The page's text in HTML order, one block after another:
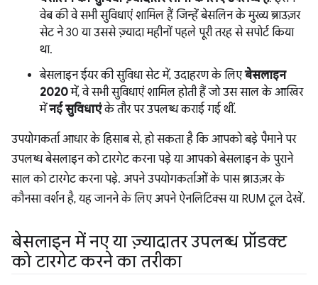
वेब की वे सभी सुविधाएं शामिल हैं जिन्हें बेसलिन के मुख्य ब्राउज़र
सेट ने 30 या उससे ज़्यादा महीनों पहले पूरी तरह से सपोर्ट किया
था.
बेसलाइन ईयर की सुविधा सेट में, उदाहरण के लिएबेसलाइन
2020में, वे सभी सुविधाएं शामिल होती हैं जो उस साल के आखिर
मेंनई सुविधाएंके तौर पर उपलब्ध कराई गई थीं.
उपयोगकर्ता आधार के हिसाब से, हो सकता है कि आपको बड़े पैमाने पर
उपलब्ध बेसलाइन को टारगेट करना पड़े या आपको बेसलाइन के पुराने
साल को टारगेट करना पड़े. अपने उपयोगकर्ताओं के पास ब्राउज़र के
कौनसा वर्शन है, यह जानने के लिए अपने ऐनलिटिक्स या RUM टूल देखें.
बेसलाइन में नए या ज़्यादातर उपलब्ध प्रॉडक्ट
को टारगेट करने का तरीका